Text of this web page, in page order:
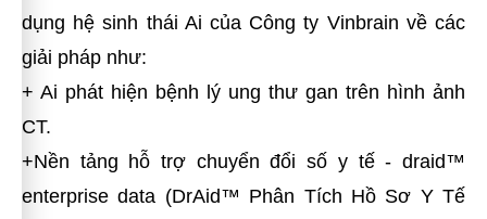
dụng hệ sinh thái Ai của Công ty Vinbrain về các
giải pháp như:
+ Ai phát hiện bệnh lý ung thư gan trên hình ảnh
CT.
+Nền tảng hỗ trợ chuyển đổi số y tế - draid™
enterprise data (DrAid™ Phân Tích Hồ Sơ Y Tế